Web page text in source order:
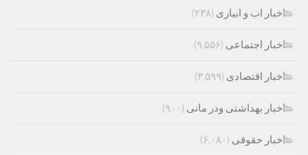
اخبار اب و ابیاری (۲۳۸)
اخبار اجتماعی (۹,۵۵۶)
اخبار اقتصادی (۳,۵۹۹)
اخبار بهداشتی ودر مانی (۹۰۰)
اخبار حقوقی (۶,۰۸۰)